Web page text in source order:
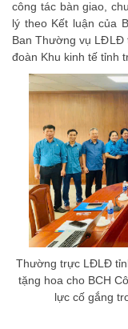
công tác bàn giao,
lý theo Kết luận của
Ban Thường vụ LĐLĐ
đoàn Khu kinh tế tỉnh
Thường trực LĐLĐ
tặng hoa cho BCH
lực cố gắng